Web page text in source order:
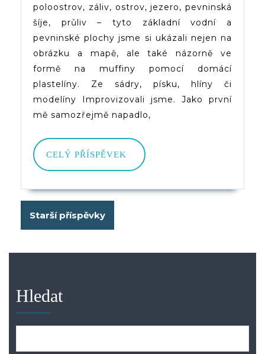
Plochy
Názorně
poloostrov, záliv, ostrov, jezero, pevninská
šíje, průliv – tyto základní vodní a
pevninské plochy jsme si ukázali nejen na
obrázku a mapě, ale také názorně ve
formě na muffiny pomocí domácí
plastelíny. Ze sádry, písku, hlíny či
modelíny Improvizovali jsme. Jako první
mě samozřejmě napadlo,
CELÝ PŘÍSPĚVEK
CELÝ
PŘÍSPĚVEK
Navigace
pro
příspěvky
Starší příspěvky
Hledat